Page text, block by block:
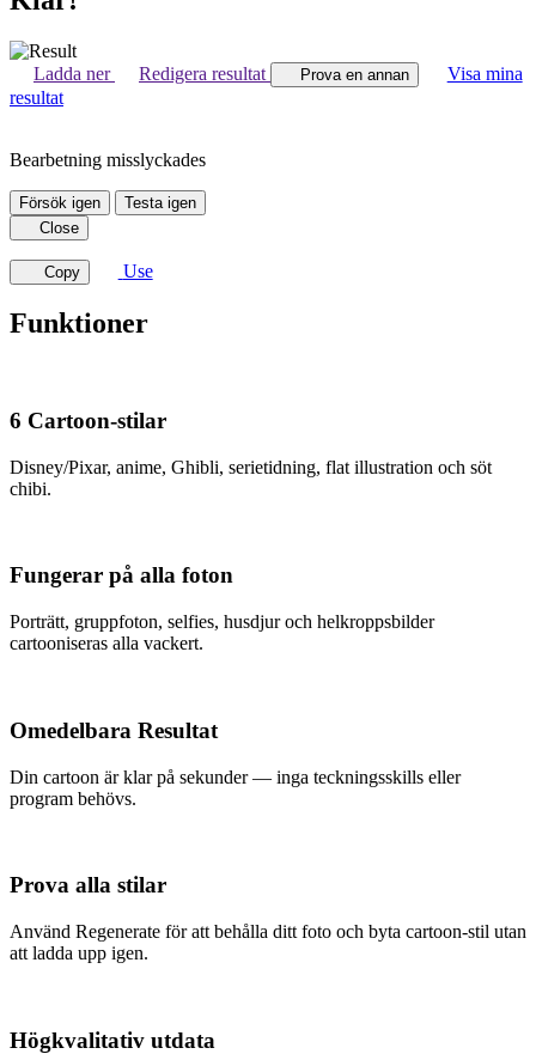
Ladda ner Redigera resultat Prova en annan
Visa mina
resultat
Bearbetning misslyckades
Försök igen
Testa igen
Close
Copy Use
Funktioner
6 Cartoon-stilar
Disney/Pixar, anime, Ghibli, serietidning, flat illustration och söt
chibi.
Fungerar på alla foton
Porträtt, gruppfoton, selfies, husdjur och helkroppsbilder
cartooniseras alla vackert.
Omedelbara Resultat
Din cartoon är klar på sekunder — inga teckningsskills eller
program behövs.
Prova alla stilar
Använd Regenerate för att behålla ditt foto och byta cartoon-stil utan
att ladda upp igen.
Högkvalitativ utdata